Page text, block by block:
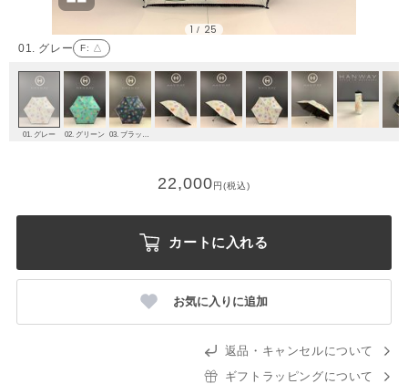
01. グレー F: △
1 / 25
01. グレー 02. グリーン
22,000円(税込)
カートに入れる
お気に入りに追加
返品・キャンセルについて
ギフトラッピングについて